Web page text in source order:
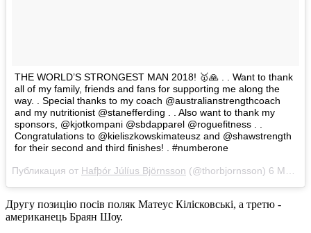
THE WORLD’S STRONGEST MAN 2018! 🥇🙏 . . Want to thank
all of my family, friends and fans for supporting me along the
way. . Special thanks to my coach @australianstrengthcoach
and my nutritionist @stanefferding . . Also want to thank my
sponsors, @kjotkompani @sbdapparel @roguefitness . .
Congratulations to @kieliszkowskimateusz and @shawstrength
for their second and third finishes! . #numberone
Публикация от Hafþór Júlíus Björnsson (@thorbjornsson) 6 Май 2018 в 4:11 PDT
Другу позицію посів поляк Матеус Кілісковські, а третю -
американець Браян Шоу.